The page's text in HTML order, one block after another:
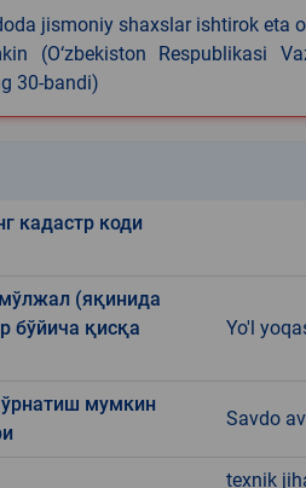
jismoniy shaxslar ishtirok
(O‘zbekiston Respublikasi
30-bandi)
кадастр коди
(яқинида
бўйича қисқа
Yo'l
мумкин
Savdo
texnik